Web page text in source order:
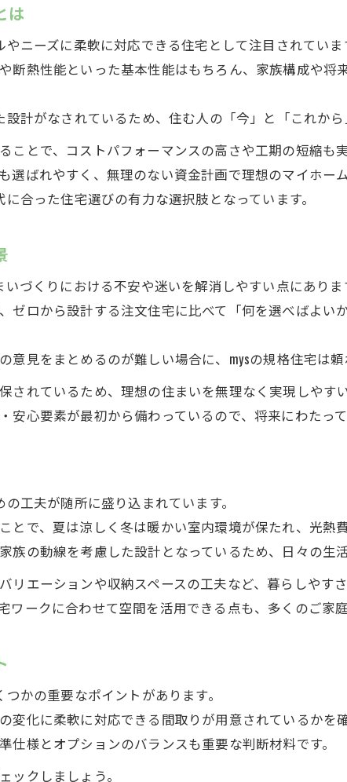
規格住宅のmysが暮らしに与えるメリット
規格住宅のmysで叶う理想のライフスタイル
規格住宅のmysで予算と快適さを両立する方法
コストと暮らしやすさで選ぶ規格住宅のmys
規格住宅のmysなら理想とコストが両立可能
予算内で快適な暮らしを叶えるmysの魅力
規格住宅のmysで叶える多彩な間取り選択
暮らしに合わせて選べる規格住宅のmysの魅力
間取り豊富なmysなら理想の生活が実現しやすい
住みやすさ追求には規格住宅のmysの間取り豊富さ
この時代に合うmysの規格住宅がもたらす安心感
mysの規格住宅で得られる将来への安心感
規格住宅のmysが守る家族の安全と安心
安心感重視の方に規格住宅のmysをおすすめ
家族の未来見据えるなら規格住宅のmysが選びやすい
規格住宅のmysが描く家族の未来設計図
規格住宅のmysが未来の暮らしに寄り添う理由
長く住める家として規格住宅のmysが安心
は
ニーズに柔軟に対応できる住宅として注目されていま
断熱性能といった基本性能はもちろん、家族構成や将
計がなされているため、住む人の「今」と「これか
とで、コストパフォーマンスの高さや工期の短縮も
ばれやすく、無理のない資金計画で理想のマイホー
合った住宅選びの有力な選択肢となっています。
づくりにおける不安や迷いを解消しやすい点にありま
ゼロから設計する注文住宅に比べて「何を選べばよい
見をまとめるのが難しい場合に、mysの規格住宅は頼
れているため、理想の住まいを無理なく実現しやす
心要素が最初から備わっているので、将来にわたっ
工夫が随所に盛り込まれています。
で、夏は涼しく冬は暖かい室内環境が保たれ、光熱
の動線を考慮した設計となっているため、日々の生
エーションや収納スペースの工夫など、暮らしやす
ークに合わせて空間を活用できる点も、多くのご家
かの重要なポイントがあります。
変化に柔軟に対応できる間取りが用意されているかを
様とオプションのバランスも重要な判断材料です。
ックしましょう。